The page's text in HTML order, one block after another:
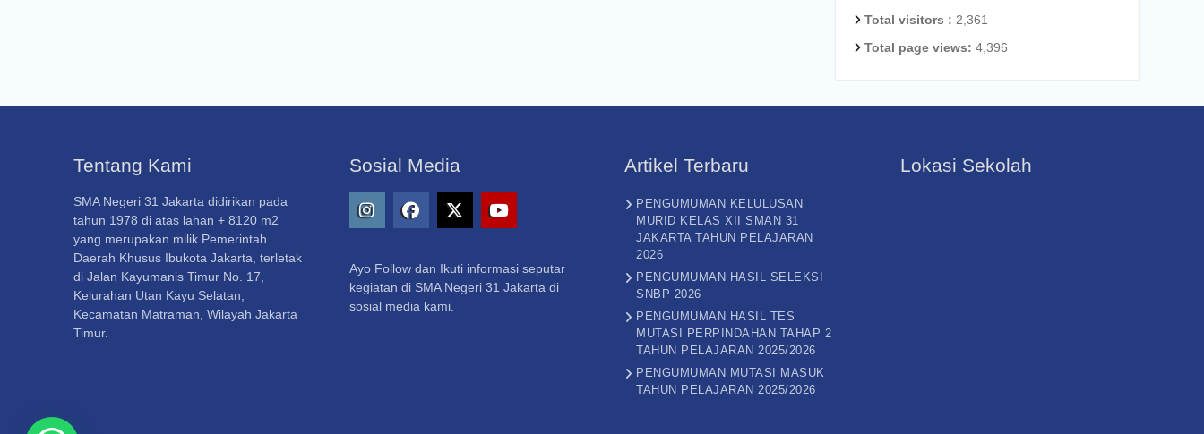
Total visitors : 2,361
Total page views: 4,396
Tentang Kami
SMA Negeri 31 Jakarta didirikan pada
tahun 1978 di atas lahan + 8120 m2
yang merupakan milik Pemerintah
Daerah Khusus Ibukota Jakarta, terletak
di Jalan Kayumanis Timur No. 17,
Kelurahan Utan Kayu Selatan,
Kecamatan Matraman, Wilayah Jakarta
Timur.
Sosial Media
Twitter
Ayo Follow dan Ikuti informasi seputar
kegiatan di SMA Negeri 31 Jakarta di
sosial media kami.
Artikel Terbaru
PENGUMUMAN KELULUSAN
MURID KELAS XII SMAN 31
JAKARTA TAHUN PELAJARAN
2026
PENGUMUMAN HASIL SELEKSI
SNBP 2026
PENGUMUMAN HASIL TES
MUTASI PERPINDAHAN TAHAP 2
TAHUN PELAJARAN 2025/2026
PENGUMUMAN MUTASI MASUK
TAHUN PELAJARAN 2025/2026
Lokasi Sekolah